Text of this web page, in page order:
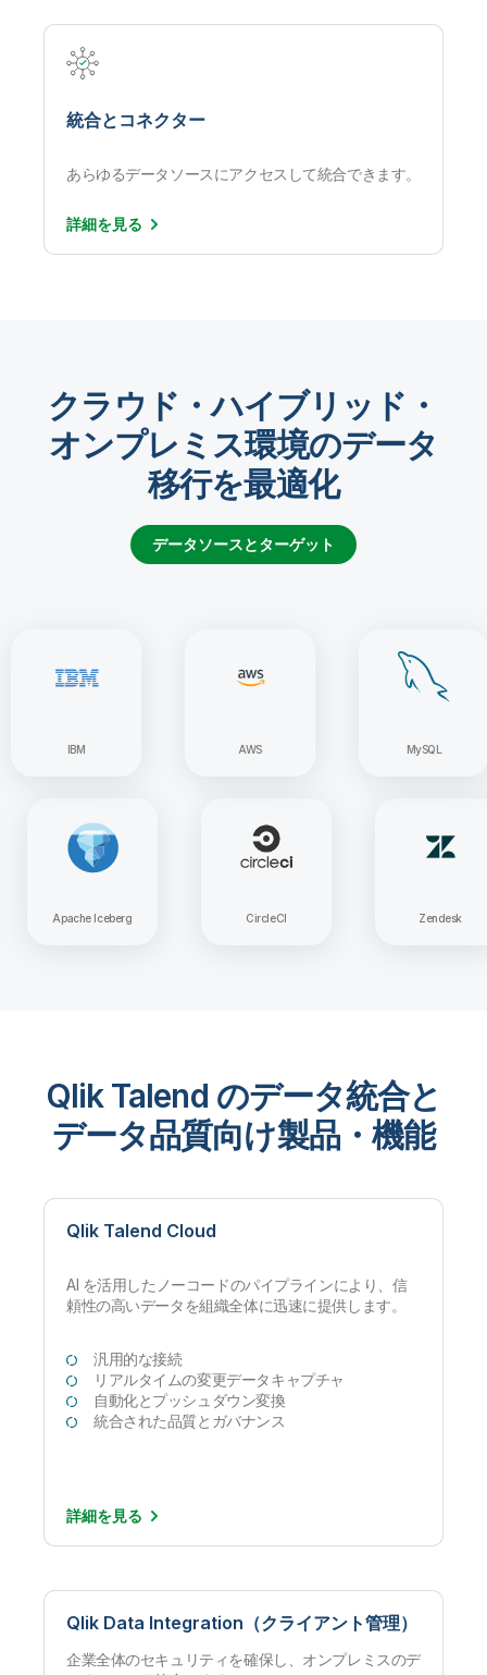
統合とコネクター
あらゆるデータソースにアクセスして統合できます。
詳細を見る
クラウド・ハイブリッド・
オンプレミス環境のデータ
移行を最適化
データソースとターゲット
Apache Iceberg
Qlik Talend のデータ統合と
データ品質向け製品・機能
Qlik Talend Cloud
AI を活用したノーコードのパイプラインにより、信
頼性の高いデータを組織全体に迅速に提供します。
汎用的な接続
リアルタイムの変更データキャプチャ
自動化とプッシュダウン変換
統合された品質とガバナンス
詳細を見る
Qlik Data Integration（クライアント管理）
企業全体のセキュリティを確保し、オンプレミスのデ